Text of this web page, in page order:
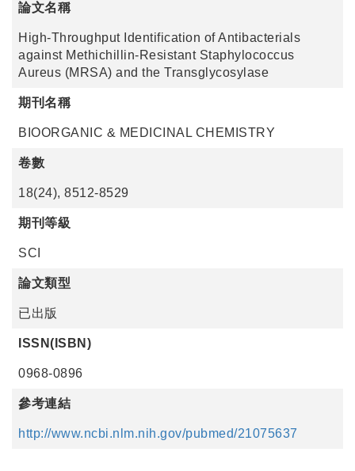
論文名稱
High-Throughput Identification of Antibacterials
against Methichillin-Resistant Staphylococcus
Aureus (MRSA) and the Transglycosylase
期刊名稱
BIOORGANIC & MEDICINAL CHEMISTRY
卷數
18(24), 8512-8529
期刊等級
SCI
論文類型
已出版
ISSN(ISBN)
0968-0896
參考連結
http://www.ncbi.nlm.nih.gov/pubmed/21075637